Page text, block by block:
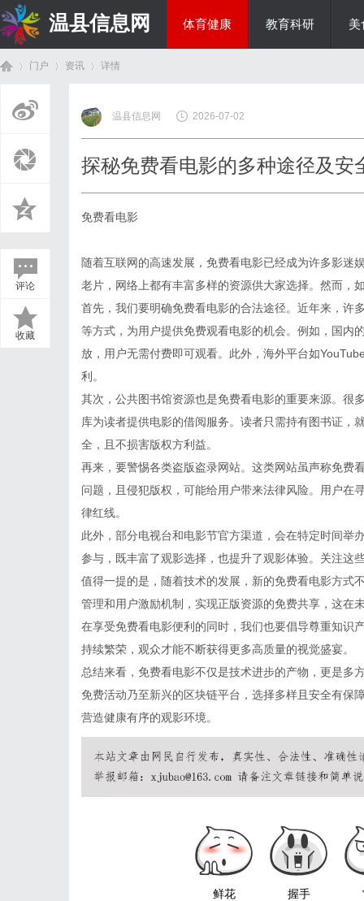
温县信息网 体育健康 教育科研 美
门户 资讯
›
详情
评论
收藏
温县信息网 2026-07-02
探秘免费看电影的多种途径及安
免费看电影
随着互联网的高速发展，免费看电影已经成为许多影迷
老片，网络上都有丰富多样的资源供大家选择。然而，
首先，我们要明确免费看电影的合法途径。近年来，许
等方式，为用户提供免费观看电影的机会。例如，国内
放，用户无需付费即可观看。此外，海外平台如
利。
其次，公共图书馆资源也是免费看电影的重要来源。很
库为读者提供电影的借阅服务。读者只需持有图书证，
全，且不损害版权方利益。
再来，要警惕各类盗版盗录网站。这类网站虽声称免费
问题，且侵犯版权，可能给用户带来法律风险。用户在
律红线。
此外，部分电视台和电影节官方渠道，会在特定时间举
参与，既丰富了观影选择，也提升了观影体验。关注这
值得一提的是，随着技术的发展，新的免费看电影方式
管理和用户激励机制，实现正版资源的免费共享，这在
在享受免费看电影便利的同时，我们也要倡导尊重知识
持续繁荣，观众才能不断获得更多高质量的视觉盛宴。
总结来看，免费看电影不仅是技术进步的产物，更是多
免费活动乃至新兴的区块链平台，选择多样且安全有保
营造健康有序的观影环境。
鲜花 握手